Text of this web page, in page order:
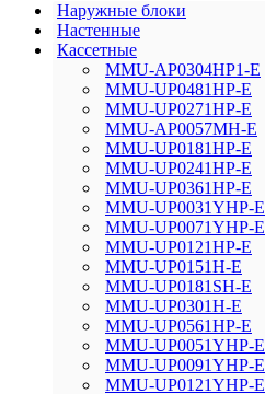
Наружные блоки
Настенные
Кассетные
MMU-AP0304HP1-E
MMU-UP0481HP-E
MMU-UP0271HP-E
MMU-AP0057MH-E
MMU-UP0181HP-E
MMU-UP0241HP-E
MMU-UP0361HP-E
MMU-UP0031YHP-E
MMU-UP0071YHP-E
MMU-UP0121HP-E
MMU-UP0151H-E
MMU-UP0181SH-E
MMU-UP0301H-E
MMU-UP0561HP-E
MMU-UP0051YHP-E
MMU-UP0091YHP-E
MMU-UP0121YHP-E